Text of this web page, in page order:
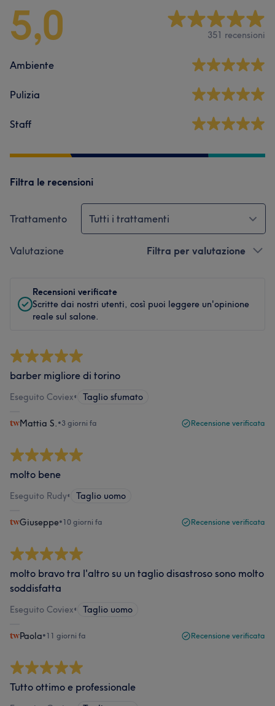
5,0 351 recensioni
Ambiente
Pulizia
Staff
Filtra le recensioni
Trattamento Tutti i trattamenti
Valutazione Filtra per valutazione
Recensioni verificate
Scritte dai nostri utenti, così puoi leggere un'opinione
reale sul salone.
barber migliore di torino
Eseguito Coviex• Taglio sfumato
Mattia S. •3 giorni fa Recensione verificata
molto bene
Eseguito Rudy• Taglio uomo
Giuseppe•10 giorni fa Recensione verificata
molto bravo tra l'altro su un taglio disastroso sono molto
soddisfatta
Eseguito Coviex• Taglio uomo
Paola•11 giorni fa Recensione verificata
Tutto ottimo e professionale